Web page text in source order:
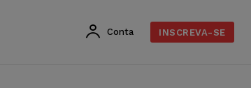
Conta INSCREVA-SE